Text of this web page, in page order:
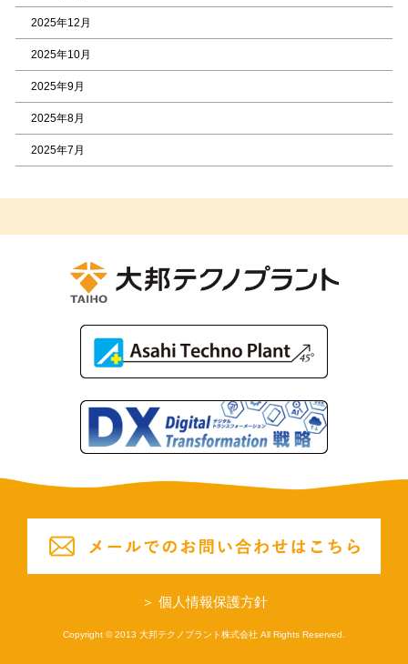
2025年12月
2025年10月
2025年9月
2025年8月
2025年7月
＞ 個人情報保護方針
Copyright © 2013 大邦テクノプラント株式会社 All Rights Reserved.